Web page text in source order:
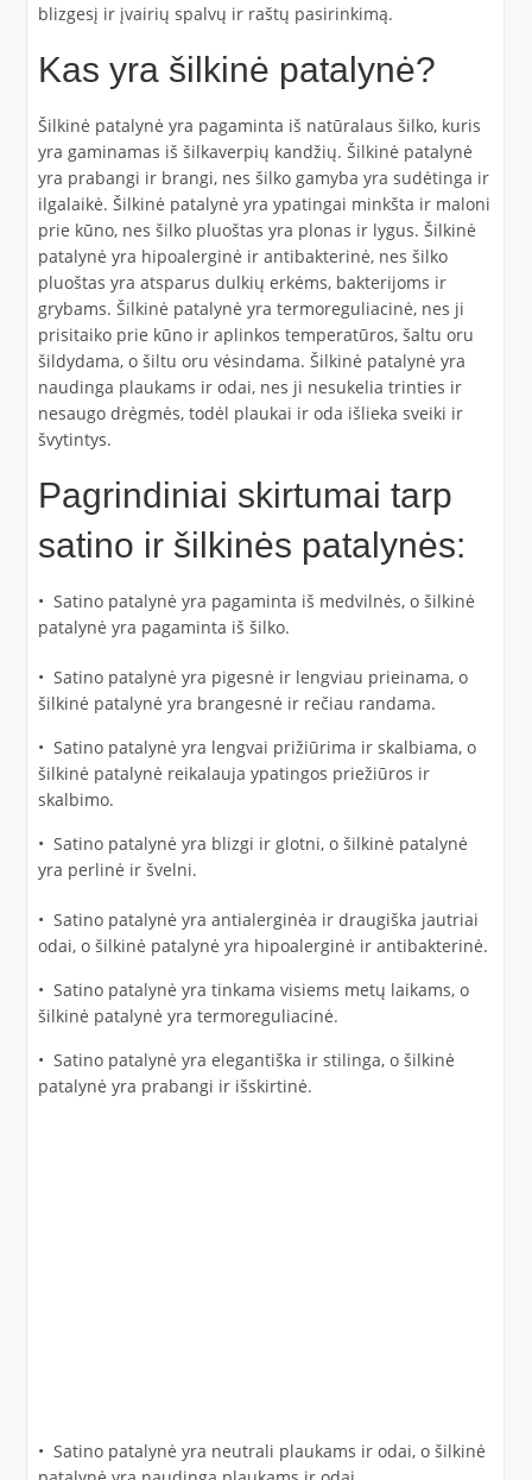
blizgesį ir įvairių spalvų ir raštų pasirinkimą.
Kas yra šilkinė patalynė?
Šilkinė patalynė yra pagaminta iš natūralaus šilko, kuris
yra gaminamas iš šilkaverpių kandžių. Šilkinė patalynė
yra prabangi ir brangi, nes šilko gamyba yra sudėtinga ir
ilgalaikė. Šilkinė patalynė yra ypatingai minkšta ir maloni
prie kūno, nes šilko pluoštas yra plonas ir lygus. Šilkinė
patalynė yra hipoalerginė ir antibakterinė, nes šilko
pluoštas yra atsparus dulkių erkėms, bakterijoms ir
grybams. Šilkinė patalynė yra termoreguliacinė, nes ji
prisitaiko prie kūno ir aplinkos temperatūros, šaltu oru
šildydama, o šiltu oru vėsindama. Šilkinė patalynė yra
naudinga plaukams ir odai, nes ji nesukelia trinties ir
nesaugo drėgmės, todėl plaukai ir oda išlieka sveiki ir
švytintys.
Pagrindiniai skirtumai tarp
satino ir šilkinės patalynės:
• Satino patalynė yra pagaminta iš medvilnės, o šilkinė
patalynė yra pagaminta iš šilko.
• Satino patalynė yra pigesnė ir lengviau prieinama, o
šilkinė patalynė yra brangesnė ir rečiau randama.
• Satino patalynė yra lengvai prižiūrima ir skalbiama, o
šilkinė patalynė reikalauja ypatingos priežiūros ir
skalbimo.
• Satino patalynė yra blizgi ir glotni, o šilkinė patalynė
yra perlinė ir švelni.
• Satino patalynė yra antialerginėa ir draugiška jautriai
odai, o šilkinė patalynė yra hipoalerginė ir antibakterinė.
• Satino patalynė yra tinkama visiems metų laikams, o
šilkinė patalynė yra termoreguliacinė.
• Satino patalynė yra elegantiška ir stilinga, o šilkinė
patalynė yra prabangi ir išskirtinė.
• Satino patalynė yra neutrali plaukams ir odai, o šilkinė